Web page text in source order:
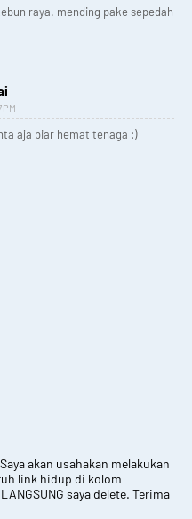
raya. mending pake sepedah
PM
aja biar hemat tenaga :)
akan usahakan melakukan
link hidup di kolom
saya delete. Terima